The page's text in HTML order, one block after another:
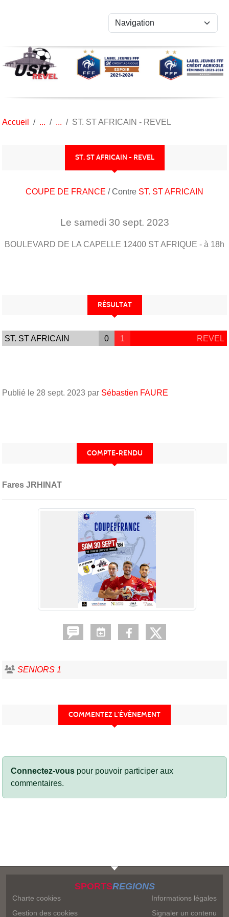
Accueil ST. ST AFRICAIN - REVEL
ST. ST AFRICAIN - REVEL
COUPE DE FRANCE / Contre ST. ST AFRICAIN
Le samedi 30 sept. 2023
BOULEVARD DE LA CAPELLE 12400 ST AFRIQUE - à 18h
RÉSULTAT
ST. ST AFRICAIN 0 1 REVEL
Publié le 28 sept. 2023 par Sébastien FAURE
COMPTE-RENDU
Fares JRHINAT
SENIORS 1
COMMENTEZ L’ÉVÈNEMENT
Connectez-vous pour pouvoir participer aux
commentaires.
SPORTSREGIONS
Charte cookies
Gestion des cookies
Informations légales
Signaler un contenu